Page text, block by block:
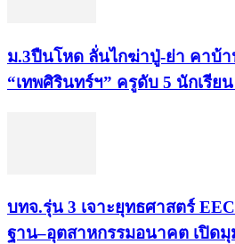
ม.3ปืนโหด ลั่นไกฆ่าปู่-ย่า คาบ้า
“เทพศิรินทร์ฯ” ครูดับ 5 นักเรีย
บทจ.รุ่น 3 เจาะยุทธศาสตร์
ฐาน–อุตสาหกรรมอนาคต เปิด